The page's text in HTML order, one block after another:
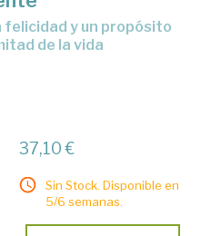
de la vida
37,10 €
Sin Stock. Disponible en
5/6 semanas.